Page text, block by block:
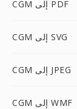
CGM إلى PDF
CGM إلى SVG
CGM إلى JPEG
CGM إلى WMF